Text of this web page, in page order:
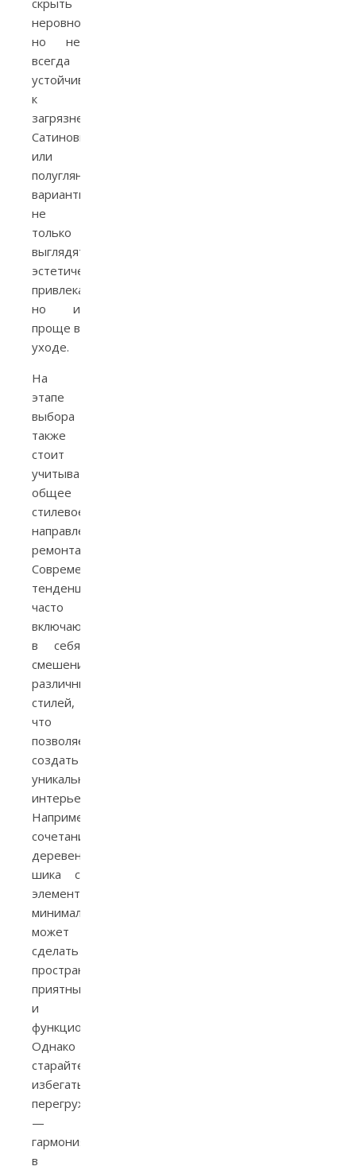
скрыть
неровности,
но не
всегда
устойчивы
к
загрязнениям.
Сатиновые
или
полуглянцевые
варианты
не
только
выглядят
эстетически
привлекательно,
но и
проще в
уходе.
На
этапе
выбора
также
стоит
учитывать
общее
стилевое
направление
ремонта.
Современные
тенденции
часто
включают
в себя
смешение
различных
стилей,
что
позволяет
создать
уникальный
интерьер.
Например,
сочетание
деревенского
шика с
элементами
минимализма
может
сделать
пространство
приятным
и
функциональным.
Однако
старайтесь
избегать
перегруженности
—
гармония
в